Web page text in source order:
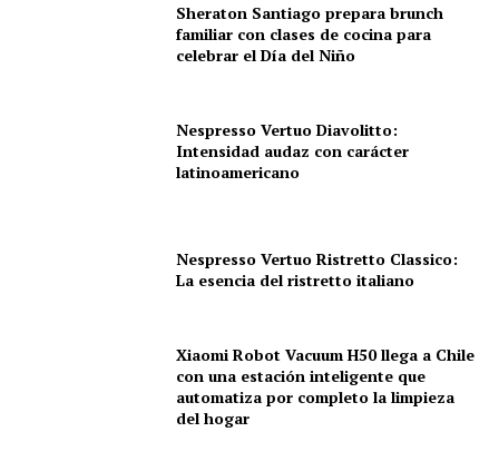
Sheraton Santiago prepara brunch
familiar con clases de cocina para
celebrar el Día del Niño
Nespresso Vertuo Diavolitto:
Intensidad audaz con carácter
latinoamericano
Nespresso Vertuo Ristretto Classico:
La esencia del ristretto italiano
Xiaomi Robot Vacuum H50 llega a Chile
con una estación inteligente que
automatiza por completo la limpieza
del hogar